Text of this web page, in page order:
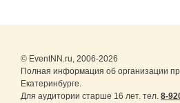
© EventNN.ru, 2006-2026
Полная информация об организации
Екатеринбурге.
Для аудитории старше 16 лет. тел. 8-